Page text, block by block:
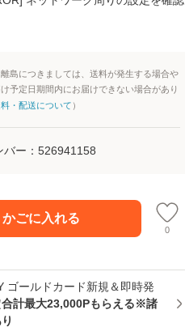
島につきましては、送料が発生する場合や
予定日期間内にお届けできない場合があり
・配送について ）
ー： 526941158
かごに入れる
0
ゴールドカード新規＆即時発
合計最大23,000Pもらえる※諸